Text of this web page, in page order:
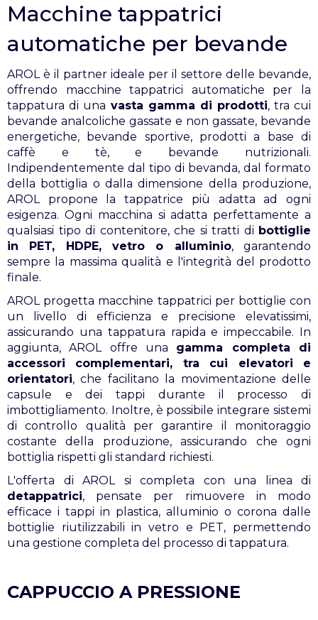
Macchine tappatrici
automatiche per bevande
AROL è il partner ideale per il settore delle bevande,
offrendo macchine tappatrici automatiche per la
tappatura di una vasta gamma di prodotti, tra cui
bevande analcoliche gassate e non gassate, bevande
energetiche, bevande sportive, prodotti a base di
caffè e tè, e bevande nutrizionali.
Indipendentemente dal tipo di bevanda, dal formato
della bottiglia o dalla dimensione della produzione,
AROL propone la tappatrice più adatta ad ogni
esigenza. Ogni macchina si adatta perfettamente a
qualsiasi tipo di contenitore, che si tratti di bottiglie
in PET, HDPE, vetro o alluminio, garantendo
sempre la massima qualità e l'integrità del prodotto
finale.
AROL progetta macchine tappatrici per bottiglie con
un livello di efficienza e precisione elevatissimi,
assicurando una tappatura rapida e impeccabile. In
aggiunta, AROL offre una gamma completa di
accessori complementari, tra cui elevatori e
orientatori, che facilitano la movimentazione delle
capsule e dei tappi durante il processo di
imbottigliamento. Inoltre, è possibile integrare sistemi
di controllo qualità per garantire il monitoraggio
costante della produzione, assicurando che ogni
bottiglia rispetti gli standard richiesti.
L'offerta di AROL si completa con una linea di
detappatrici, pensate per rimuovere in modo
efficace i tappi in plastica, alluminio o corona dalle
bottiglie riutilizzabili in vetro e PET, permettendo
una gestione completa del processo di tappatura.
CAPPUCCIO A PRESSIONE